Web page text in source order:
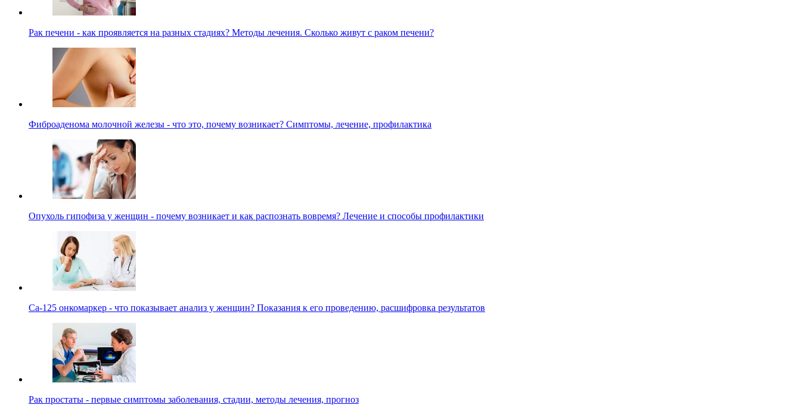
Рак печени - как проявляется на разных стадиях? Методы лечения. Сколько живут с раком печени?
Фиброаденома молочной железы - что это, почему возникает? Симптомы, лечение, профилактика
Опухоль гипофиза у женщин - почему возникает и как распознать вовремя? Лечение и способы профилактики
Са-125 онкомаркер - что показывает анализ у женщин? Показания к его проведению, расшифровка результатов
Рак простаты - первые симптомы заболевания, стадии, методы лечения, прогноз